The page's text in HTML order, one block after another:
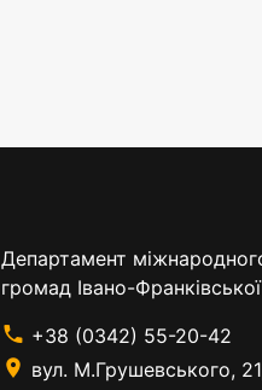
Департамент
громад Івано-
+38 (0342) 55-20-42
вул. М.Грушевського,